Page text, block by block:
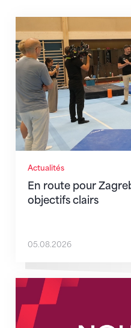
Actualités
En route pour
objectifs clairs
En route pour Zagreb
05.08.2026
Nouveaux horaires du